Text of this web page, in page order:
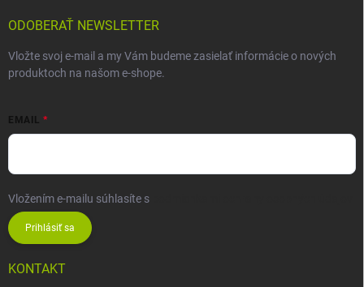
ODOBERAŤ NEWSLETTER
Vložte svoj e-mail a my Vám budeme zasielať informácie o nových
produktoch na našom e-shope.
EMAIL
Vložením e-mailu súhlasíte s
Prihlásiť sa
KONTAKT